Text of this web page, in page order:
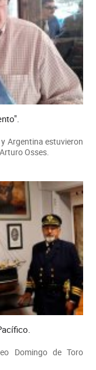
Argentina estuvieron
Osses.
Domingo de Toro